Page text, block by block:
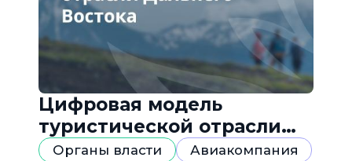
Цифровая модель
туристической отрасли
Дальнего Востока
Органы власти
Авиакомпания